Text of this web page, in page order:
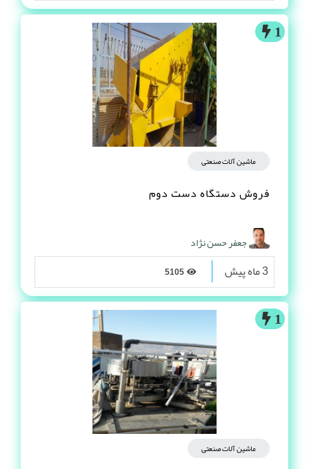
1
ماشین آلات صنعتی
فروش دستگاه دست دوم
جعفر حسن نژاد
3 ماه پیش
1
ماشین آلات صنعتی